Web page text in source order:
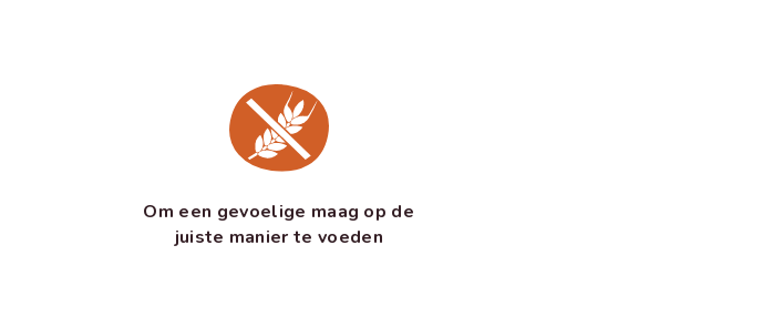
Om een gevoelige maag op de
juiste manier te voeden